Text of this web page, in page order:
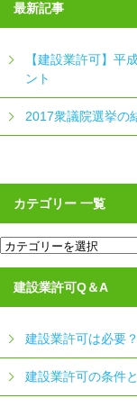
最新記事
【建設業許可】平
ント
2017衆議院選挙の
カテゴリー 一覧
カ
テ
ゴ
一
建設業許可Q＆A
建設業許可は必要
建設業許可の条件